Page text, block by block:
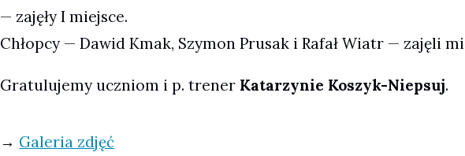
— zajęły I miejsce.
Chłopcy — Dawid Kmak, Szymon Prusak i Rafał Wiatr — zajęli
Gratulujemy uczniom i p. trener Katarzynie Koszyk-Niepsuj.
→ Galeria zdjęć